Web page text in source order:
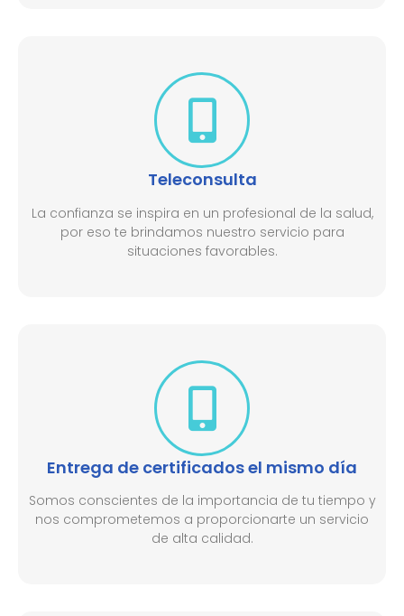
Teleconsulta
La confianza se inspira en un profesional de la salud,
por eso te brindamos nuestro servicio para
situaciones favorables.
Entrega de certificados el mismo día
Somos conscientes de la importancia de tu tiempo y
nos comprometemos a proporcionarte un servicio
de alta calidad.